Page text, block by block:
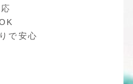
で安心